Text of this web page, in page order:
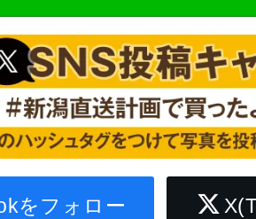
をフォロー